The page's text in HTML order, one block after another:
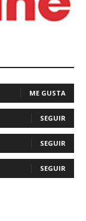
ME GUSTA
SEGUIR
SEGUIR
SEGUIR